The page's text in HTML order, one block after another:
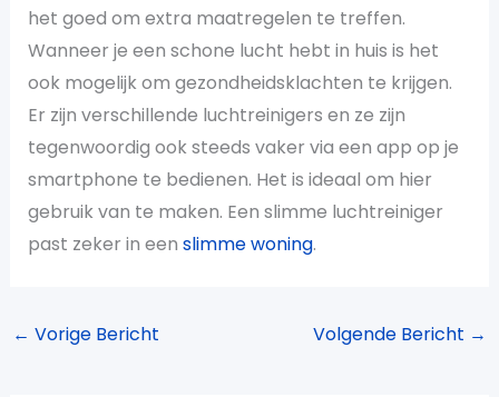
het goed om extra maatregelen te treffen.
Wanneer je een schone lucht hebt in huis is het
ook mogelijk om gezondheidsklachten te krijgen.
Er zijn verschillende luchtreinigers en ze zijn
tegenwoordig ook steeds vaker via een app op je
smartphone te bedienen. Het is ideaal om hier
gebruik van te maken. Een slimme luchtreiniger
past zeker in een slimme woning.
← Vorige Bericht Volgende Bericht →